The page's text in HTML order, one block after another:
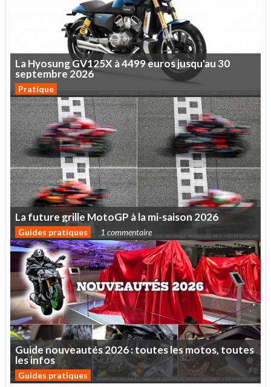
LaHyosungGV125X à4499eurosjusqu'au30
septembre 2026
Pratique
Lafuturegrille MotoGP àlami-saison 2026
Guides pratiques 1 commentaire
Guidenouveautés2026:touteslesmotos,toutes
lesinfos
Guides pratiques